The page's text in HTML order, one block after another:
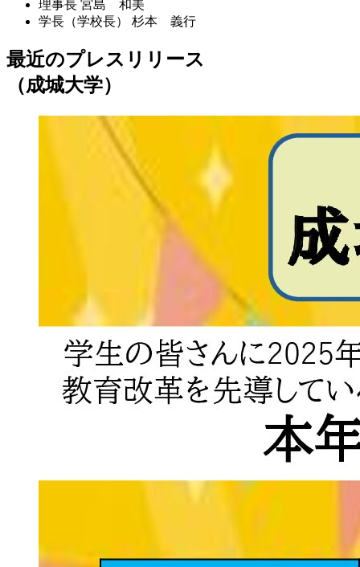
理事長 宮島 和美
学長（学校長）
杉本 義行
最近のプレスリリース
（成城大学）